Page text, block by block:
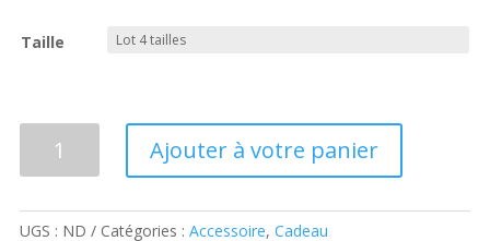
Taille
alimentaire
Ajouter à votre panier
UGS : ND Catégories :Accessoire,Cadeau